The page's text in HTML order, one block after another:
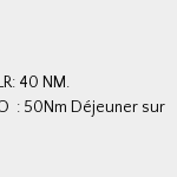
40 NM.
: 50Nm Déjeuner sur